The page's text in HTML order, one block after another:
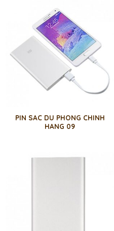
PIN SAC DU PHONG CHINH
HANG 09